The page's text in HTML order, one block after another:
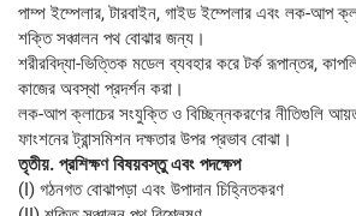
পাম্প ইম্পেলার, টারবাইন, গাইড ইম্পেলার এবং লক-আপ
শক্তি সঞ্চালন পথ বোঝার জন্য।
শরীরবিদ্যা-ভিত্তিক মডেল ব্যবহার করে টর্ক রূপান্তর,
কাজের অবস্থা প্রদর্শন করা।
লক-আপ ক্লাচের সংযুক্তি ও বিচ্ছিন্নকরণের নীতিগুলি
ফাংশনের ট্রান্সমিশন দক্ষতার উপর প্রভাব বোঝা।
তৃতীয়. প্রশিক্ষণ বিষয়বস্তু এবং পদক্ষেপ
(I) গঠনগত বোঝাপড়া এবং উপাদান চিহ্নিতকরণ